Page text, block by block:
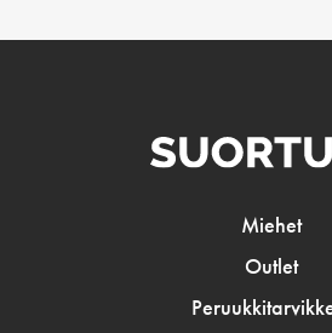
Miehet
Outlet